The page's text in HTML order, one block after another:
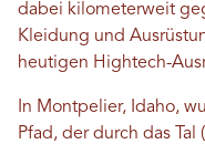
dabei kilometerweit
Kleidung und
heutigen Hightech-
In Montpelier, Idaho,
Pfad, der durch das Tal